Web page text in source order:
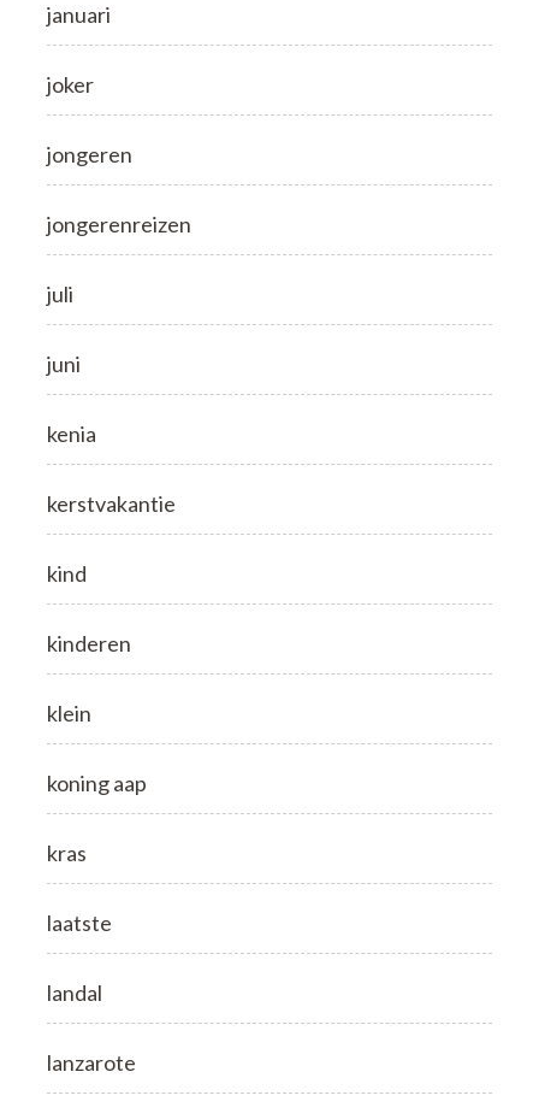
januari
joker
jongeren
jongerenreizen
juli
juni
kenia
kerstvakantie
kind
kinderen
klein
koning aap
kras
laatste
landal
lanzarote